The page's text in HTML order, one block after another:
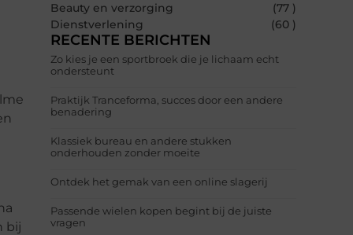
bij
Beauty en verzorging
(77 )
Dienstverlening
(60 )
RECENTE BERICHTEN
Zo kies je een sportbroek die je lichaam echt
ondersteunt
Praktijk Tranceforma, succes door een andere
benadering
Klassiek bureau en andere stukken
onderhouden zonder moeite
Ontdek het gemak van een online slagerij
Passende wielen kopen begint bij de juiste
vragen